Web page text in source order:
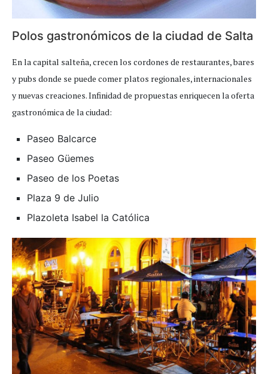
Polos gastronómicos de la ciudad de Salta
En la capital salteña, crecen los cordones de restaurantes, bares
y pubs donde se puede comer platos regionales, internacionales
y nuevas creaciones. Infinidad de propuestas enriquecen la oferta
gastronómica de la ciudad:
Paseo Balcarce
Paseo Güemes
Paseo de los Poetas
Plaza 9 de Julio
Plazoleta Isabel la Católica